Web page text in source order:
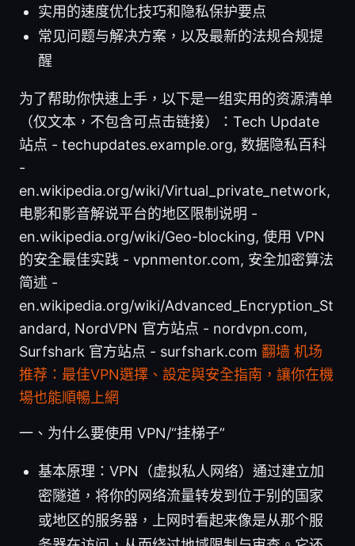
实用的速度优化技巧和隐私保护要点
常见问题与解决方案，以及最新的法规合规提
醒
为了帮助你快速上手，以下是一组实用的资源清单
（仅文本，不包含可点击链接）：Tech Update
站点 - techupdates.example.org, 数据隐私百科
-
en.wikipedia.org/wiki/Virtual_private_network,
电影和影音解说平台的地区限制说明 -
en.wikipedia.org/wiki/Geo-blocking, 使用 VPN
的安全最佳实践 - vpnmentor.com, 安全加密算法
简述 -
en.wikipedia.org/wiki/Advanced_Encryption_St
andard, NordVPN 官方站点 - nordvpn.com,
Surfshark 官方站点 - surfshark.com 翻墙 机场
推荐：最佳VPN選擇、設定與安全指南，讓你在機
場也能順暢上網
一、为什么要使用 VPN/“挂梯子”
基本原理：VPN（虚拟私人网络）通过建立加
密隧道，将你的网络流量转发到位于别的国家
或地区的服务器，上网时看起来像是从那个服